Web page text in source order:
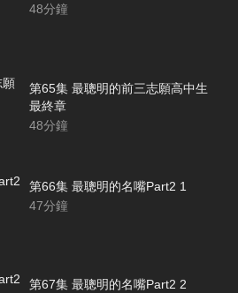
48分鐘
第65集 最聰明的前三志願高中生
最終章
48分鐘
第66集 最聰明的名嘴Part2 1
47分鐘
第67集 最聰明的名嘴Part2 2